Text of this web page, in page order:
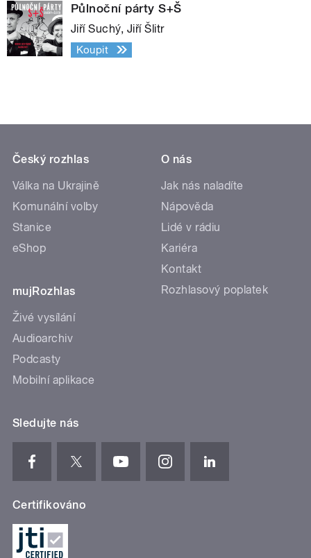
Půlnoční párty S+Š
Jiří Suchý, Jiří Šlitr
Koupit
Český rozhlas
Válka na Ukrajině
Komunální volby
Stanice
eShop
mujRozhlas
Živé vysílání
Audioarchiv
Podcasty
Mobilní aplikace
O nás
Jak nás naladíte
Nápověda
Lidé v rádiu
Kariéra
Kontakt
Rozhlasový poplatek
Sledujte nás
Certifikováno